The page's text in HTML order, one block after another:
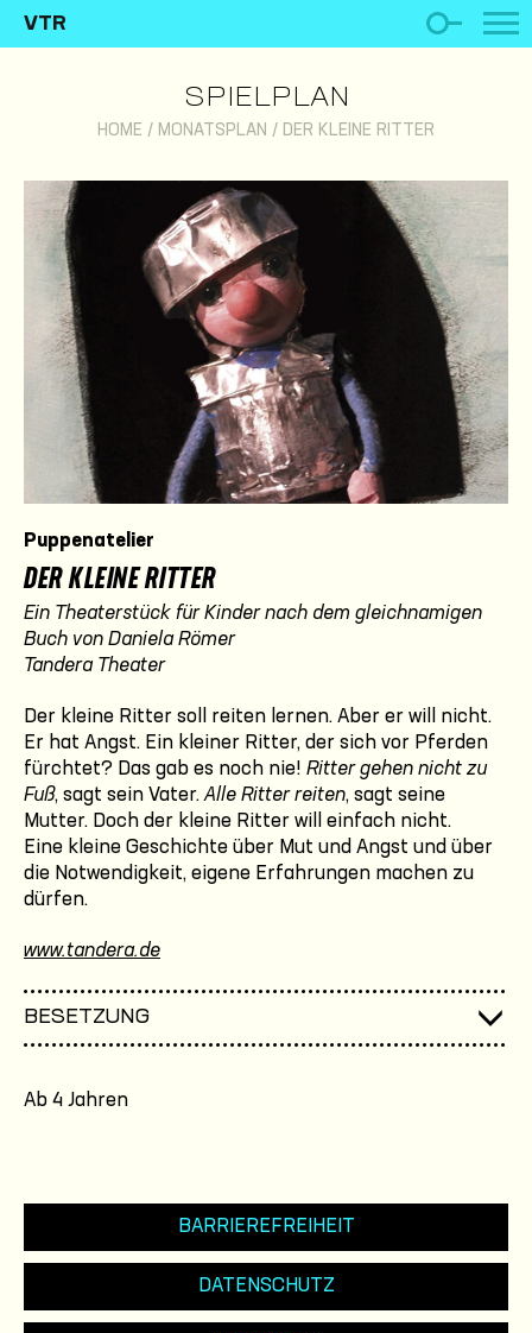
VTR
SPIELPLAN
HOME / MONATSPLAN / DER KLEINE RITTER
Puppenatelier
DER KLEINE RITTER
Ein Theaterstück für Kinder nach dem gleichnamigen
Buch von Daniela Römer
Tandera Theater
Der kleine Ritter soll reiten lernen. Aber er will nicht.
Er hat Angst. Ein kleiner Ritter, der sich vor Pferden
fürchtet? Das gab es noch nie! Ritter gehen nicht zu
Fuß, sagt sein Vater.Alle Ritter reiten, sagt seine
Mutter. Doch der kleine Ritter will einfach nicht.
Eine kleine Geschichte über Mut und Angst und über
die Notwendigkeit, eigene Erfahrungen machen zu
dürfen.
www.tandera.de
BESETZUNG
Ab 4 Jahren
BARRIEREFREIHEIT
DATENSCHUTZ